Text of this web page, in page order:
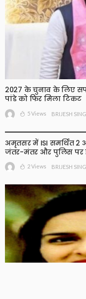
2027 के चुनाव के लिए
पांडे को फिर मिला टिकट
5 Views BRIJESH
अमृतसर में ISI समर्थित 2
जंतर-मंतर और पुलिस पर
2 Views BRIJESH